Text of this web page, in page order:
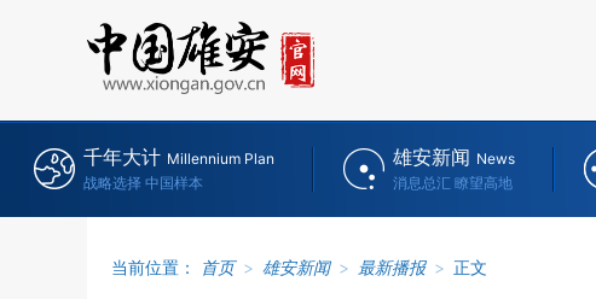
千年大计 Millennium Plan
战略选择 中国样本
雄安新闻 News
消息总汇 瞭望高地
当前位置： 首页 > 雄安新闻 > 最新播报 > 正文